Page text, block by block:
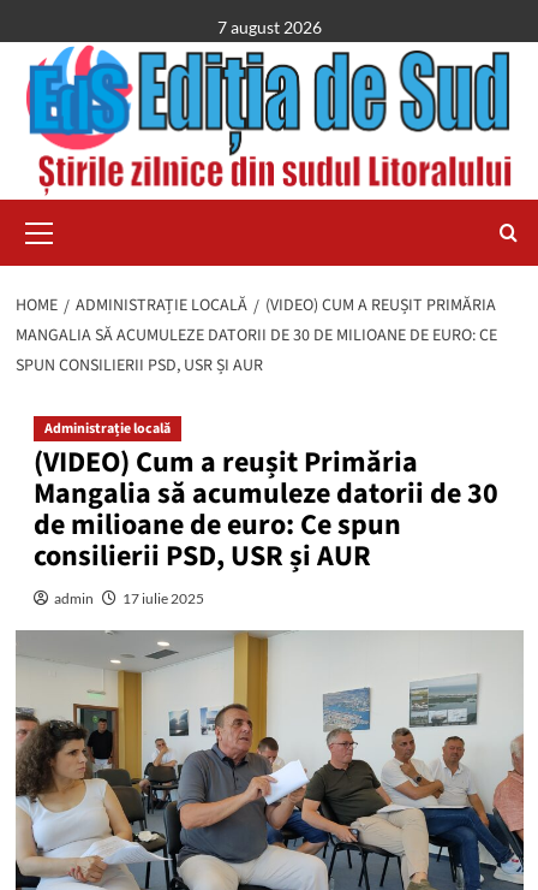
to
content
7 august 2026
Menu
HOME ADMINISTRAȚIE LOCALĂ
(VIDEO) CUM A REUȘIT PRIMĂRIA
MANGALIA SĂ ACUMULEZE DATORII DE 30 DE MILIOANE DE EURO: CE
SPUN CONSILIERII PSD, USR ȘI AUR
Administrație locală
(VIDEO) Cum a reușit Primăria
Mangalia să acumuleze datorii de 30
de milioane de euro: Ce spun
consilierii PSD, USR și AUR
admin 17 iulie 2025